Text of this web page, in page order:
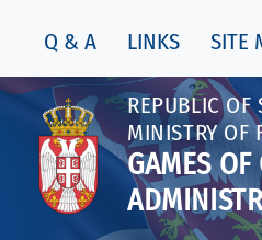
Q & A LINKS SITE
REPUBLIC OF
MINISTRY OF
GAMES OF